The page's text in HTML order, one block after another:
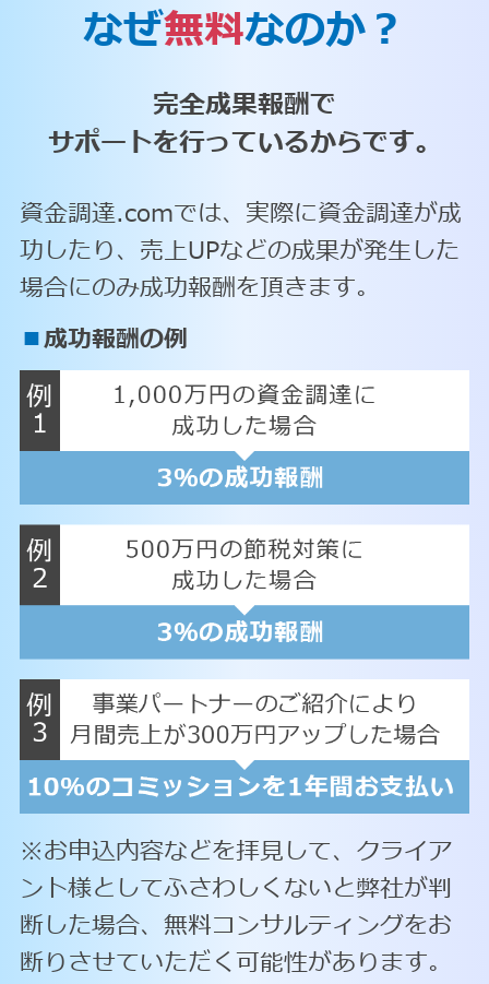
なぜ無料なのか？
完全成果報酬で
サポートを行っているからです。
資金調達.comでは、実際に資金調達が成
功したり、売上UPなどの成果が発生した
場合にのみ成功報酬を頂きます。
■成功報酬の例
※お申込内容などを拝見して、クライア
ント様としてふさわしくないと弊社が判
断した場合、無料コンサルティングをお
断りさせていただく可能性があります。